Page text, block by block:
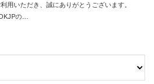
用いただき、誠にありがとうございます。
の…